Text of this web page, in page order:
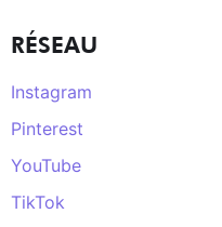
RÉSEAU
Instagram
Pinterest
YouTube
TikTok